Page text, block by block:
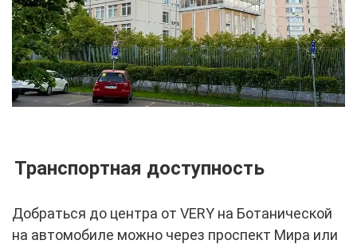
Транспортная доступность
Добраться до центра от VERY на Ботанической
на автомобиле можно через проспект Мира или